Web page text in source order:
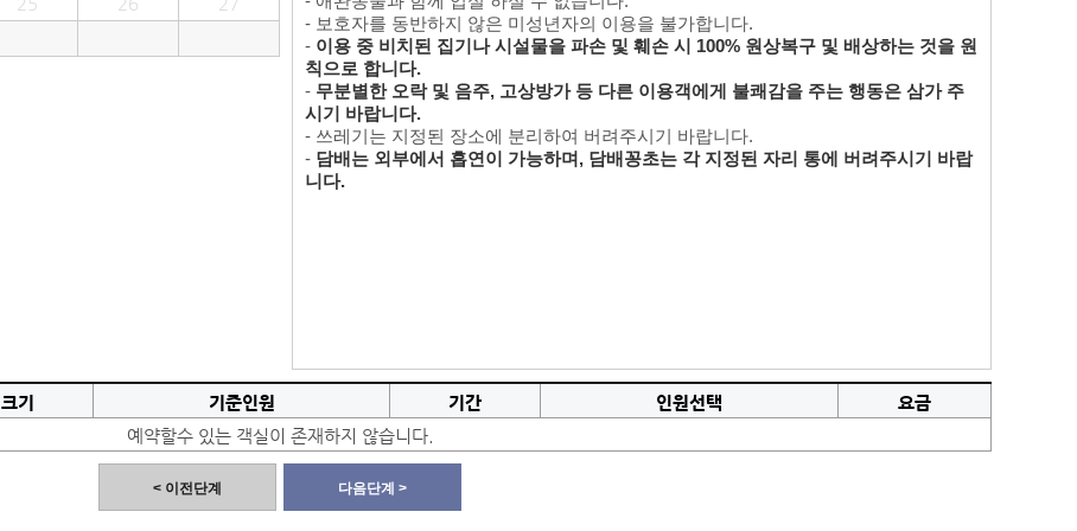
- 보호자를 동반하지 않은 미성년자의 이용을 불가합니다.
- 이용 중 비치된 집기나 시설물을 파손 및 훼손 시 100% 원상복구 및 배상하는 것을 원
칙으로 합니다.
- 무분별한 오락 및 음주, 고상방가 등 다른 이용객에게 불쾌감을 주는 행동은 삼가 주
시기 바랍니다.
- 쓰레기는 지정된 장소에 분리하여 버려주시기 바랍니다.
- 담배는 외부에서 흡연이 가능하며, 담배꽁초는 각 지정된 자리 통에 버려주시기 바랍
니다.
크기 기준인원 기간 인원선택
요금
예약할수 있는 객실이 존재하지 않습니다.
< 이전단계 다음단계 >